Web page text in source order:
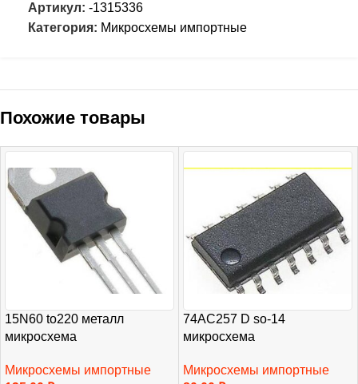
Артикул: -1315336
Категория: Микросхемы импортные
Похожие товары
15N60 to220 металл
микросхема
Микросхемы импортные
74AC257 D so-14
микросхема
Микросхемы импортные